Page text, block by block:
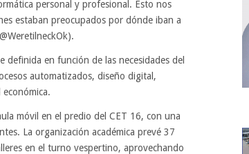
personal y profesional. Esto nos
estaban preocupados por dónde iban a
en función de las necesidades del
automatizados, diseño digital,
móvil en el predio del CET 16, con una
La organización académica prevé 37
en el turno vespertino, aprovechando